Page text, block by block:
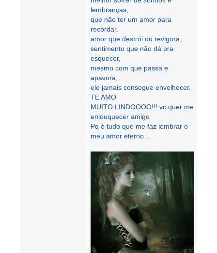
lembranças,
que não ter um amor para
recordar.
amor que destrói ou revigora,
sentimento que não dá pra
esquecer,
mesmo com que passa e
apavora,
ele jamais consegue envelhecer.
TE AMO
MUITO LINDOOOO!!! vc quer me
enlouquecer amigo
Pq é tudo que me faz lembrar o
meu amor eterno...